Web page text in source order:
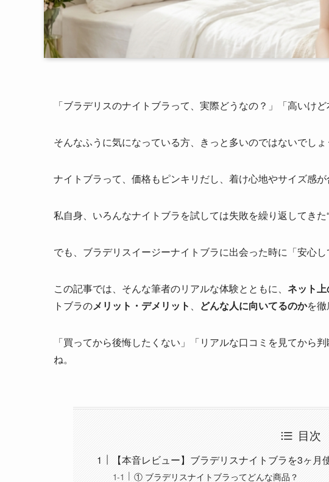
「ブラデリスのナイトブラって、実際どうなの？」「高いけ
そんなふうに気になっている方、きっと多いのではないでしょ
ナイトブラって、価格もピンキリだし、着け心地やサイズ感が
私自身、いろんなナイトブラを試しては失敗を繰り返してきた“
でも、ブラデリスイージーナイトブラに出会った時に「安心
この記事では、そんな筆者のリアルな体験とともに、 ネット
トブラのメリット・デメリット 、 どんな人に向いてるのかを徹
「買ってから後悔したくない」「リアルな口コミを見てから
ね。
目次
【本音レビュー】ブラデリスナイトブラを3ヶ月
① ブラデリスナイトブラってどんな商品？